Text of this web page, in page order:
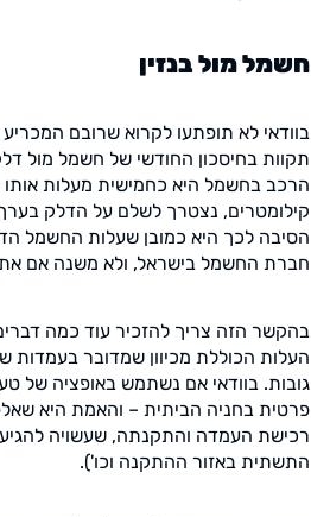
חשמל מול בנזין
בוודאי לא תופתעו לקרוא שרובם
תקוות בחיסכון החודשי של חשמל מול
קילומטרים, נצטרך לשלם על הדלק
הסיבה לכך היא כמובן שעלות החשמל
חברת החשמל בישראל, ולא משנה אם
בהקשר הזה צריך להזכיר עוד כמה
העלות הכוללת מכיוון שמדובר
גובות. בוודאי אם נשתמש באופציה של
פרטית בחניה הביתית – והאמת היא
רכישת העמדה והתקנתה, שעשויה
התשתית באזור ההתקנה וכו').